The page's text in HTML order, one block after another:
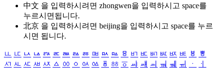
中文 을 입력하시려면 zhongwen을 입력하시고 space를
누르시면됩니다.
北京 을 입력하시려면 beijing을 입력하시고 space를 누르
시면 됩니다.
ㅥ ㅦ ㅧ ㅨ ㅩ ㅪ ㅫ ㅬ ㅭ ㅮ ㅯ ㅰ ㅱ ㅲ ㅳ ㅴ ㅵ ㅶ ㅷ ㅸ
ㅹ
ㅺ ㅻ ㅼ ㅽ ㅾ ㅿ ㆀ ㆁ ㆂ ㆃ ㆄ ㆅ ㆆ ㆇ ㆈ ㆉ ㆊ ㆋ ㆌ ㆍ
ㆎ